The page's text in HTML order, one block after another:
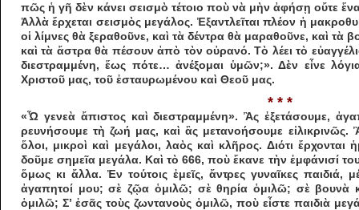
πῶς ἡ γῆ δὲν κάνει σεισμὸ τέτοιο ποὺ νὰ μὴν ἀφήσῃ οὔτε
Ἀλλὰ ἔρχεται σεισμὸς μεγάλος. Ἐξαντλεῖ­ται πλέον ἡ
οἱ λίμνες θὰ ξεραθοῦνε, καὶ τὰ δέν­­τρα θὰ μαραθοῦνε, καὶ τὰ
καὶ τὰ ἄστρα θὰ πέσουν ἀ­πὸ τὸν οὐρανό. Τὸ λέει τὸ
διεστραμμένη, ἕως πότε… ἀνέξομαι ὑμῶν;». Δὲν εἶνε
Χριστοῦ μας, τοῦ ἐ­σταυρωμένου καὶ Θεοῦ μας.
* * *
«Ὦ γενεὰ ἄπιστος καὶ διεστραμμένη». Ἂς ἐξ­ετάσουμε,
ρευνήσουμε τὴ ζωή μας, καὶ ἂς μετανοήσου­­με εἰλικρινῶς.
ὅλοι, μικροὶ καὶ μεγάλοι, λαὸς καὶ κλῆ­ρος. Διότι
δοῦμε σημεῖα μεγάλα. Καὶ τὸ 666, ποὺ ἔκανε τὴν ἐμφάνισί
ὅμως κι ἄλλα. Ἐν τούτοις ἐ­μεῖς, ἄντρες γυναῖκες παιδιά,
ἀγαπητοί μου; σὲ ζῷα ὁμιλῶ; σὲ θηρία ὁμιλῶ; σὲ βουνὰ
ὁμιλῶ; Σ’ ἐσᾶς τοὺς ζων­τα­νοὺς ὁμιλῶ, ποὺ εἶστε παιδιὰ